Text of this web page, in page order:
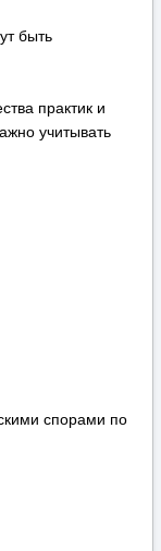
быть
практик и
учитывать
спорами по